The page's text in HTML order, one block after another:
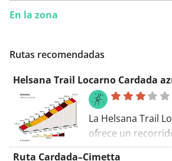
En la zona
Rutas recomendadas
Helsana Trail Locarno Cardada
La Helsana Trail
ofrece un
1,76 km que
Ruta Cardada–Cimetta